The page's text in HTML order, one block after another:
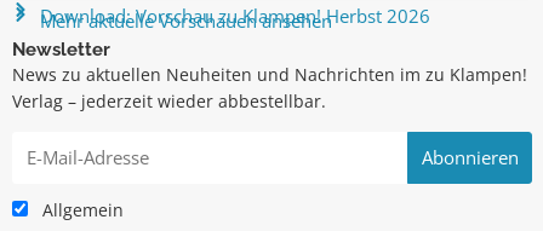
Download: Vorschau zu Klampen! Herbst 2026
Mehr aktuelle Vorschauen ansehen
Newsletter
News zu aktuellen Neuheiten und Nachrichten im zu Klampen!
Verlag – jederzeit wieder abbestellbar.
Allgemein